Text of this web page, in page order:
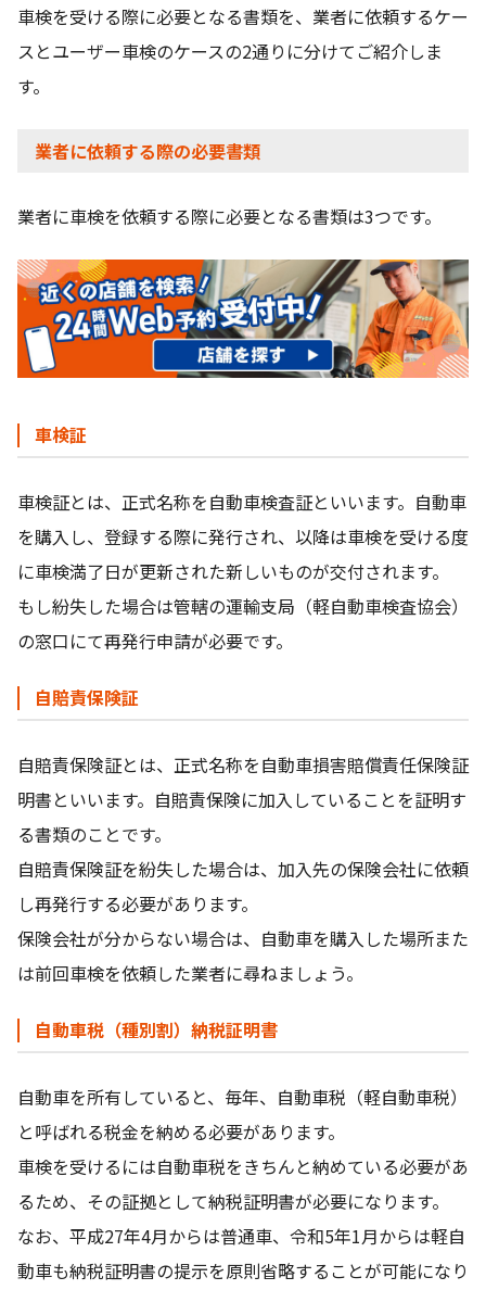
車検を受ける際に必要となる書類を、業者に依頼するケー
スとユーザー車検のケースの2通りに分けてご紹介しま
す。
業者に依頼する際の必要書類
業者に車検を依頼する際に必要となる書類は3つです。
車検証
車検証とは、正式名称を自動車検査証といいます。自動車
を購入し、登録する際に発行され、以降は車検を受ける度
に車検満了日が更新された新しいものが交付されます。
もし紛失した場合は管轄の運輸支局（軽自動車検査協会）
の窓口にて再発行申請が必要です。
自賠責保険証
自賠責保険証とは、正式名称を自動車損害賠償責任保険証
明書といいます。自賠責保険に加入していることを証明す
る書類のことです。
自賠責保険証を紛失した場合は、加入先の保険会社に依頼
し再発行する必要があります。
保険会社が分からない場合は、自動車を購入した場所また
は前回車検を依頼した業者に尋ねましょう。
自動車税（種別割）納税証明書
自動車を所有していると、毎年、自動車税（軽自動車税）
と呼ばれる税金を納める必要があります。
車検を受けるには自動車税をきちんと納めている必要があ
るため、その証拠として納税証明書が必要になります。
なお、平成27年4月からは普通車、令和5年1月からは軽自
動車も納税証明書の提示を原則省略することが可能になり